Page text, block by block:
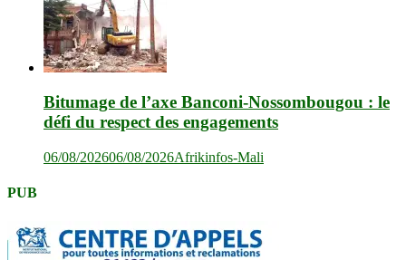
Bitumage de l’axe Banconi-Nossombougou : le
défi du respect des engagements
06/08/202606/08/2026Afrikinfos-Mali
PUB